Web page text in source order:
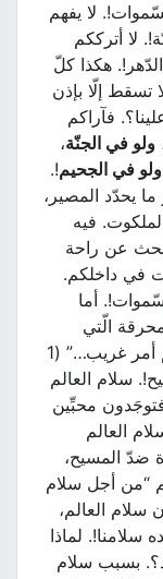
لا يفهم
أترككم
هكذا كلّ
إلّا بإذن
فآراكم
في الجنّة،
في الجحيم!.
يحدّد المصير،
فيه
عن راحة
في داخلكم.
أما
الّتي
بينكم حادثة لأجل امتحانكم، كأنّه أصابكم أمر غريب…” (1
سلام العالم
محبِّين
العالم
المسيح،
أجل سلام
العالم،
لماذا
بسبب سلام